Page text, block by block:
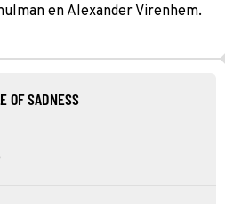
en Alexander Virenhem.
OF SADNESS